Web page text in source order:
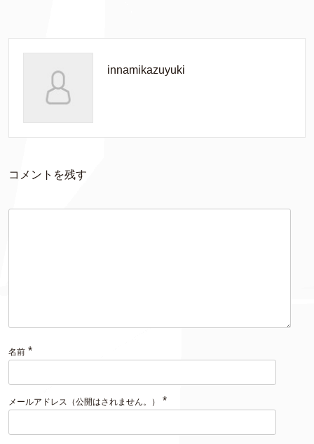
innamikazuyuki
コメントを残す
名前 *
メールアドレス（公開はされません。） *